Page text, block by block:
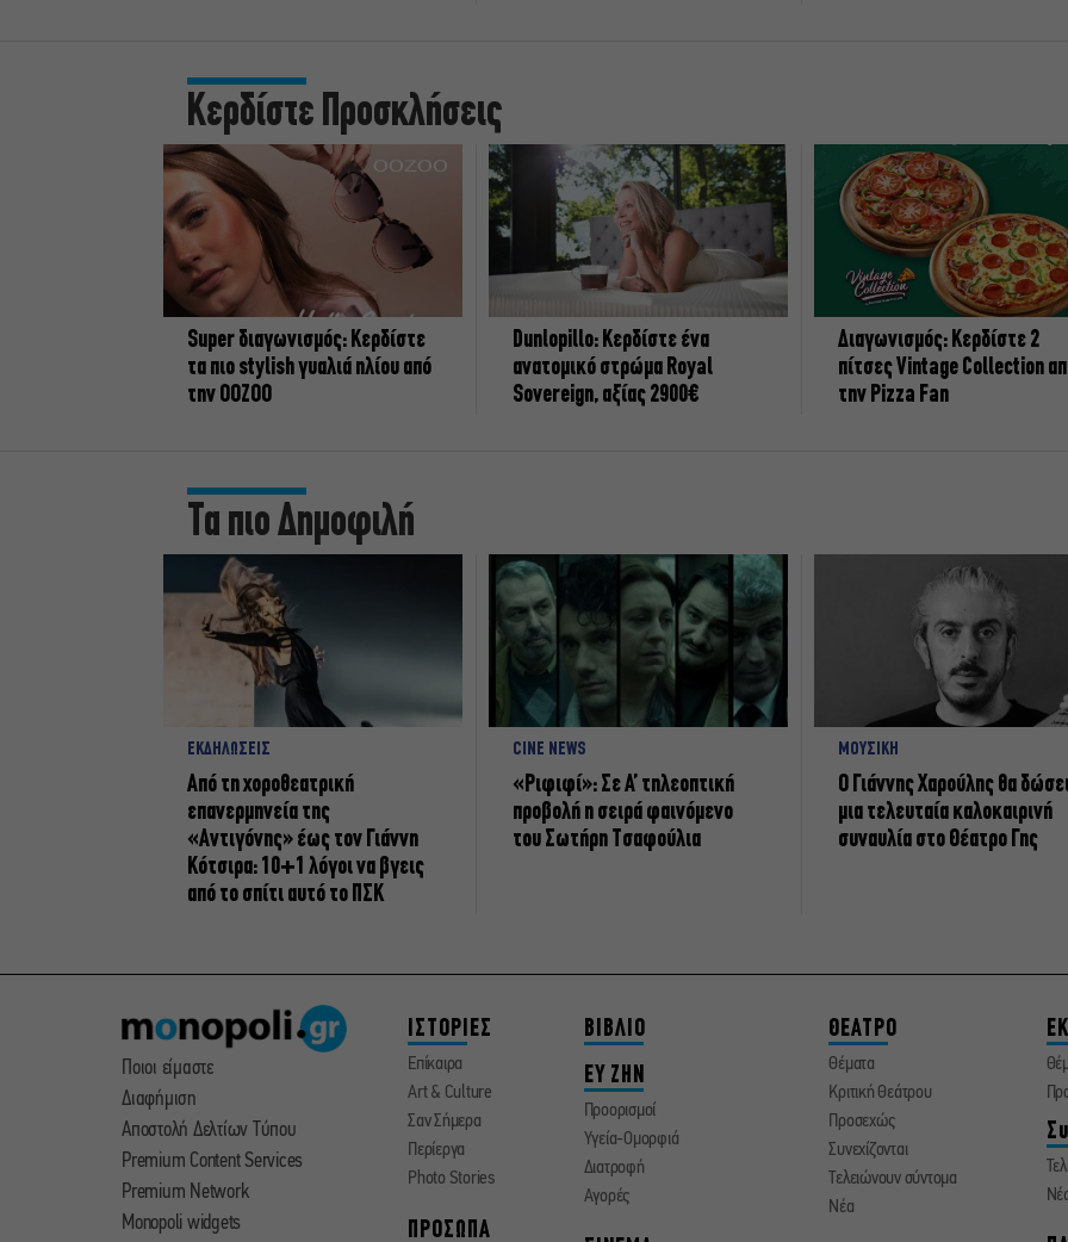
Κερδίστε Προσκλήσεις
Super διαγωνισμός: Κερδίστε
τα πιο stylish γυαλιά ηλίου από
την OOZOO
Dunlopillo: Κερδίστε ένα
ανατομικό στρώμα Royal
Sovereign, αξίας 2900€
Διαγωνισμός: Κερδίστε 2
πίτσες Vintage Collection
την Pizza Fan
Τα πιο Δημοφιλή
ΕΚΔΗΛΩΣΕΙΣ
Από τη χοροθεατρική
επανερμηνεία της
«Αντιγόνης» έως τον Γιάννη
Κότσιρα: 10+1 λόγοι να βγεις
από το σπίτι αυτό το ΠΣΚ
CINE NEWS
«Ριφιφί»: Σε Α’ τηλεοπτική
προβολή η σειρά φαινόμενο
του Σωτήρη Τσαφούλια
ΜΟΥΣΙΚΗ
Ο Γιάννης Χαρούλης θα
μια τελευταία καλοκαιρινή
συναυλία στο Θέατρο Γης
Ποιοι είμαστε
Διαφήμιση
Αποστολή Δελτίων Τύπου
Premium Content Services
Premium Network
Monopoli widgets
ΙΣΤΟΡΙΕΣ
Επίκαιρα
Art & Culture
Σαν Σήμερα
Περίεργα
Photo Stories
ΠΡΟΣΩΠΑ
ΒΙΒΛΙΟ
ΕΥ ΖΗΝ
Προορισμοί
Υγεία-Ομορφιά
Διατροφή
Αγορές
ΘΕΑΤΡΟ
Θέματα
Κριτική Θεάτρου
Προσεχώς
Συνεχίζονται
Τελειώνουν σύντομα
Νέα